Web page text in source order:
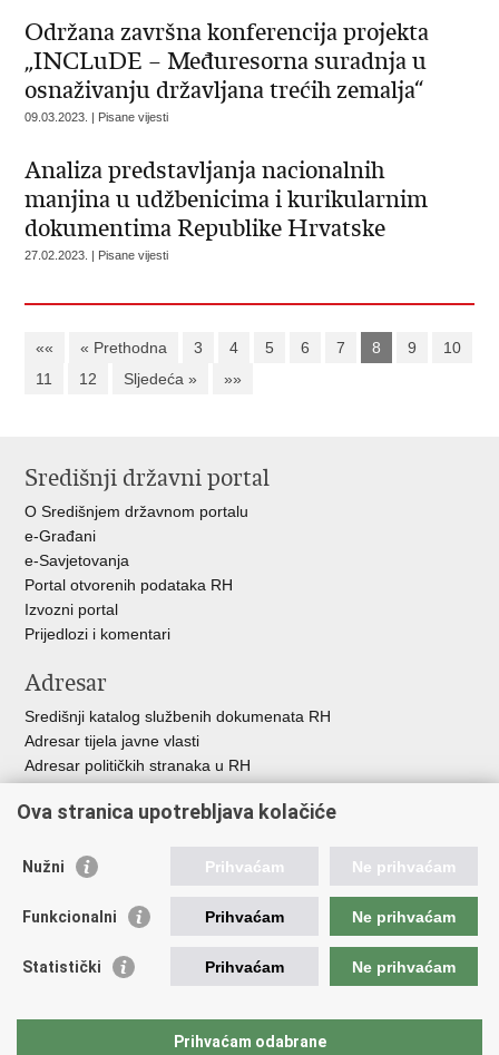
Održana završna konferencija projekta
„INCLuDE – Međuresorna suradnja u
osnaživanju državljana trećih zemalja“
09.03.2023. | Pisane vijesti
Analiza predstavljanja nacionalnih
manjina u udžbenicima i kurikularnim
dokumentima Republike Hrvatske
27.02.2023. | Pisane vijesti
«« « Prethodna 3 4 5 6 7 8 9
10
11
12 Sljedeća » »»
Središnji državni portal
O Središnjem državnom portalu
e-Građani
e-Savjetovanja
Portal otvorenih podataka RH
Izvozni portal
Prijedlozi i komentari
Adresar
Središnji katalog službenih dokumenata RH
Adresar tijela javne vlasti
Adresar političkih stranaka u RH
Besplatni telefoni javne uprave
Važne poveznice
Vlada Republike Hrvatske
Savjet za nacionalne manjine
Okvirna konvencija za zaštitu nacionalnih manjina
Ured zastupnika RH pred Eur.sudom za ljudska prava
Ova stranica upotrebljava kolačiće
Nužni Prihvaćam Ne prihvaćam
Funkcionalni Prihvaćam Ne prihvaćam
Statistički Prihvaćam Ne prihvaćam
Prihvaćam odabrane